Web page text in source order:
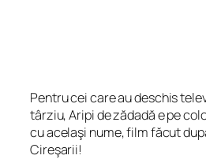
Pentru cei care au deschis
târziu, Aripi de zădadă e pe
cu acelaşi nume, film făcut
Cireşarii!